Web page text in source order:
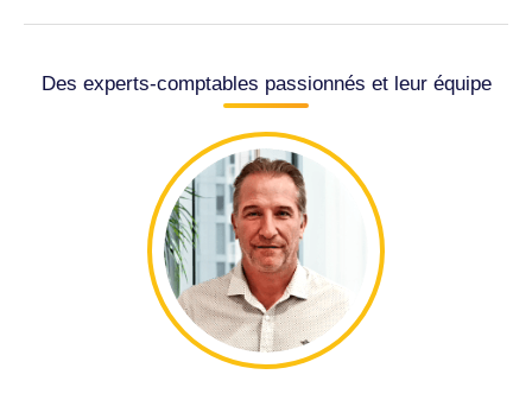
Des experts-comptables passionnés et leur équipe